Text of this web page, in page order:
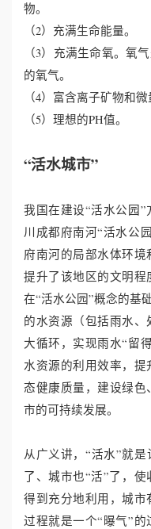
物。
（2）充满生命能量。
（3）充满生命氧。氧
的氧气。
（4）富含离子矿物和微
（5）理想的PH值。
“活水城市”
我国在建设“活水公园
川成都府南河“活水公
府南河的局部水体环境
提升了该地区的文明程
在“活水公园”概念的基
的水资源（包括雨水
大循环，实现雨水“留
水资源的利用效率，
态健康质量，建设绿
市的可持续发展。
从广义讲，“活水”就
了、城市也“活”了，
得到充分地利用，城
过程就是一个“曝气”